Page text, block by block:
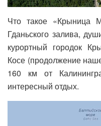
Что такое «Крыница
Гданьского залива,
курортный городок
Косе (продолжение
160 км от
интересный отдых.